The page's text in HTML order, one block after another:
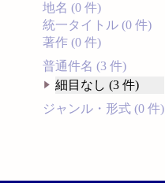
地名 (0 件)
統一タイトル (0 件)
著作 (0 件)
普通件名 (3 件)
細目なし (3 件)
ジャンル・形式 (0 件)